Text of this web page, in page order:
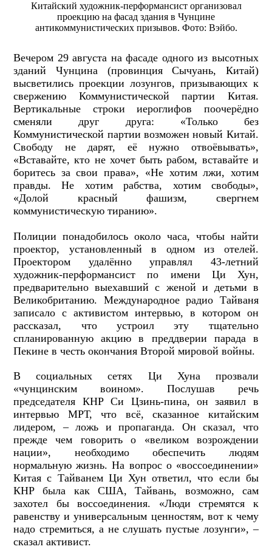
Китайский художник-перформансист организовал
проекцию на фасад здания в Чунцине
антикоммунистических призывов. Фото: Вэйбо.
Вечером 29 августа на фасаде одного из высотных
зданий Чунцина (провинция Сычуань, Китай)
высветились проекции лозунгов, призывающих к
свержению Коммунистической партии Китая.
Вертикальные строки иероглифов поочерёдно
сменяли друг друга: «Только без
Коммунистической партии возможен новый Китай.
Свободу не дарят, её нужно отвоёвывать»,
«Вставайте, кто не хочет быть рабом, вставайте и
боритесь за свои права», «Не хотим лжи, хотим
правды. Не хотим рабства, хотим свободы»,
«Долой красный фашизм, свергнем
коммунистическую тиранию».
Полиции понадобилось около часа, чтобы найти
проектор, установленный в одном из отелей.
Проектором удалённо управлял 43-летний
художник-перформансист по имени Ци Хун,
предварительно выехавший с женой и детьми в
Великобританию. Международное радио Тайваня
записало с активистом интервью, в котором он
рассказал, что устроил эту тщательно
спланированную акцию в преддверии парада в
Пекине в честь окончания Второй мировой войны.
В социальных сетях Ци Хуна прозвали
«чунцинским воином». Послушав речь
председателя КНР Си Цзинь-пина, он заявил в
интервью МРТ, что всё, сказанное китайским
лидером, – ложь и пропаганда. Он сказал, что
прежде чем говорить о «великом возрождении
нации», необходимо обеспечить людям
нормальную жизнь. На вопрос о «воссоединении»
Китая с Тайванем Ци Хун ответил, что если бы
КНР была как США, Тайвань, возможно, сам
захотел бы воссоединения. «Люди стремятся к
равенству и универсальным ценностям, вот к чему
надо стремиться, а не слушать пустые лозунги», –
сказал активист.